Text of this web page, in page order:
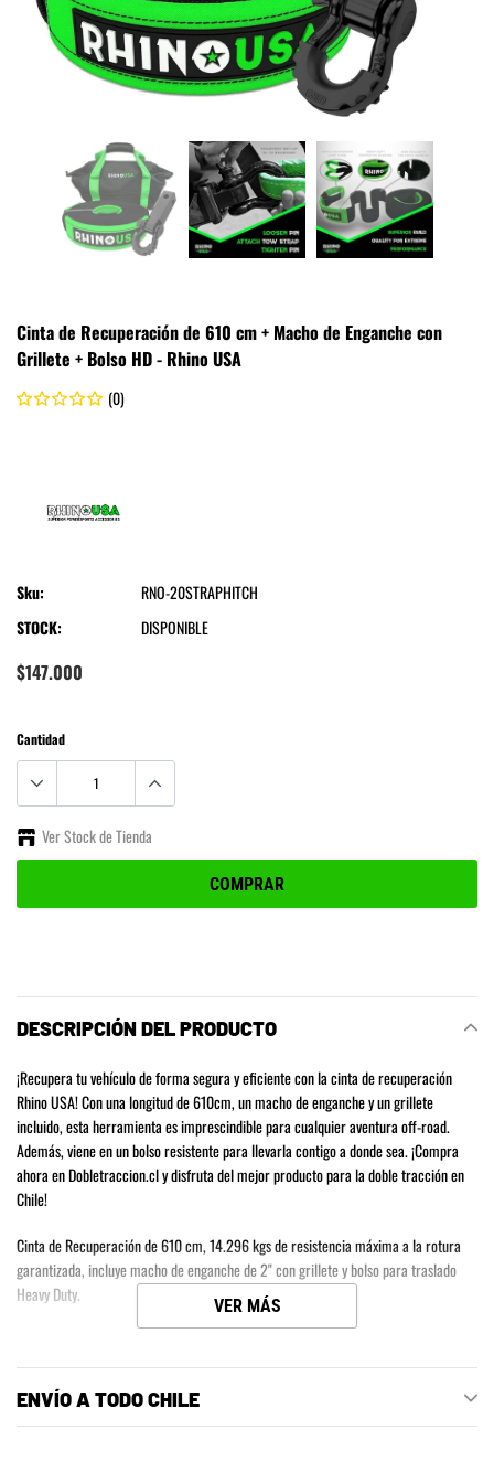
Cinta de Recuperación de 610 cm + Macho de Enganche con
Grillete + Bolso HD - Rhino USA
(0)
Sku:
RNO-20STRAPHITCH
STOCK:
DISPONIBLE
$147.000
Cantidad
Ver Stock de Tienda
COMPRAR
tu
de
compra
DESCRIPCIÓN DEL PRODUCTO
¡Recupera tu vehículo de forma segura y eficiente con la cinta de recuperación
Rhino USA! Con una longitud de 610cm, un macho de enganche y un grillete
incluido, esta herramienta es imprescindible para cualquier aventura off-road.
Además, viene en un bolso resistente para llevarla contigo a donde sea. ¡Compra
ahora en Dobletraccion.cl y disfruta del mejor producto para la doble tracción en
Chile!
Cinta de Recuperación de 610 cm, 14.296 kgs de resistencia máxima a la rotura
garantizada, incluye macho de enganche de 2" con grillete y bolso para traslado
Heavy Duty.
VER MÁS
ENVÍO A TODO CHILE